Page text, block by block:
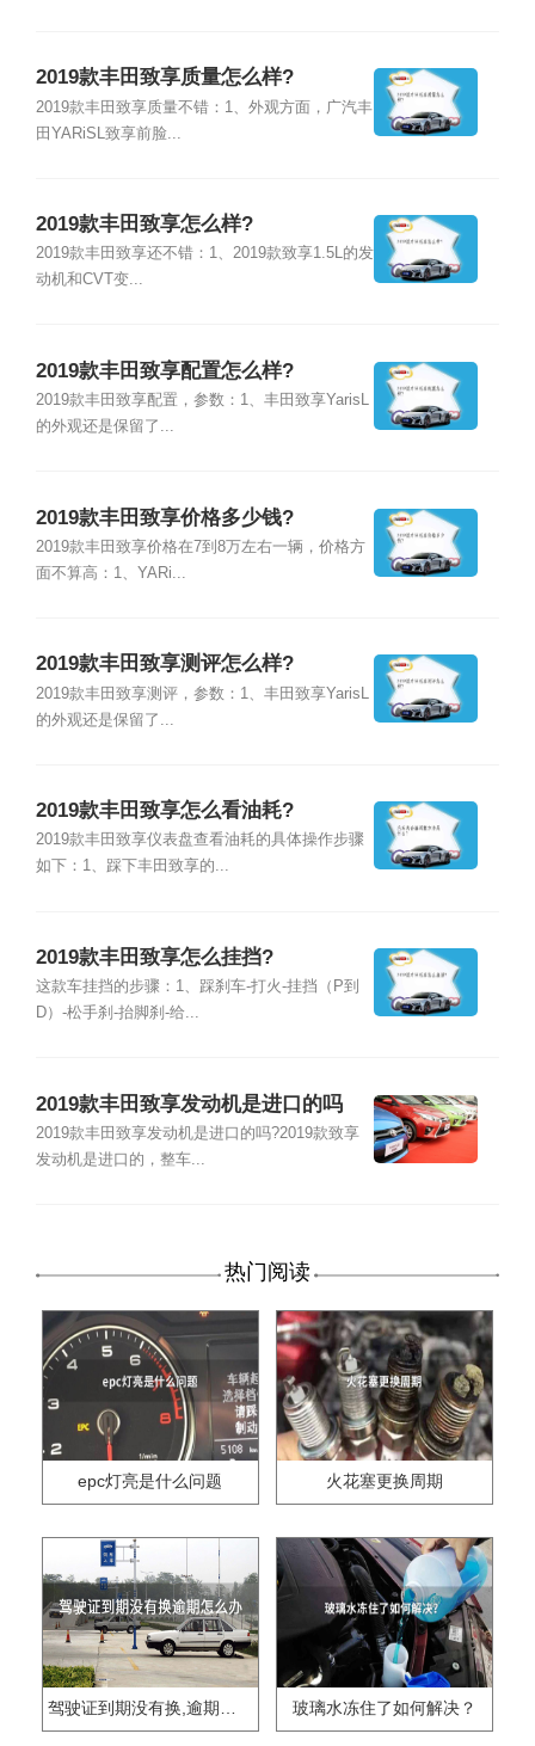
2019款丰田致享质量怎么样?
2019款丰田致享质量不错：1、外观方面，广汽丰
田YARiSL致享前脸...
2019款丰田致享怎么样?
2019款丰田致享还不错：1、2019款致享1.5L的发
动机和CVT变...
2019款丰田致享配置怎么样?
2019款丰田致享配置，参数：1、丰田致享YarisL
的外观还是保留了...
2019款丰田致享价格多少钱?
2019款丰田致享价格在7到8万左右一辆，价格方
面不算高：1、YARi...
2019款丰田致享测评怎么样?
2019款丰田致享测评，参数：1、丰田致享YarisL
的外观还是保留了...
2019款丰田致享怎么看油耗?
2019款丰田致享仪表盘查看油耗的具体操作步骤
如下：1、踩下丰田致享的...
2019款丰田致享怎么挂挡?
这款车挂挡的步骤：1、踩刹车-打火-挂挡（P到
D）-松手刹-抬脚刹-给...
2019款丰田致享发动机是进口的吗
2019款丰田致享发动机是进口的吗?2019款致享
发动机是进口的，整车...
热门阅读
epc灯亮是什么问题 火花塞更换周期
驾驶证到期没有换,逾期怎么办?? 玻璃水冻住了如何解决？